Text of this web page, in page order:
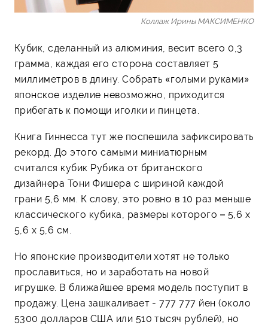
Коллаж Ирины МАКСИМЕНКО
Кубик, сделанный из алюминия, весит всего 0,3
грамма, каждая его сторона составляет 5
миллиметров в длину. Собрать «голыми руками»
японское изделие невозможно, приходится
прибегать к помощи иголки и пинцета.
Книга Гиннесса тут же поспешила зафиксировать
рекорд. До этого самыми миниатюрным
считался кубик Рубика от британского
дизайнера Тони Фишера с шириной каждой
грани 5,6 мм. К слову, это ровно в 10 раз меньше
классического кубика, размеры которого – 5,6 х
5,6 х 5,6 см.
Но японские производители хотят не только
прославиться, но и заработать на новой
игрушке. В ближайшее время модель поступит в
продажу. Цена зашкаливает - 777 777 йен (около
5300 долларов США или 510 тысяч рублей), но